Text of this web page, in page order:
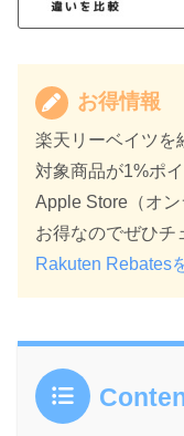
お得情報
楽天リーベイツを
対象商品が1%ポ
Apple Store（オ
お得なのでぜひチ
Rakuten Rebates